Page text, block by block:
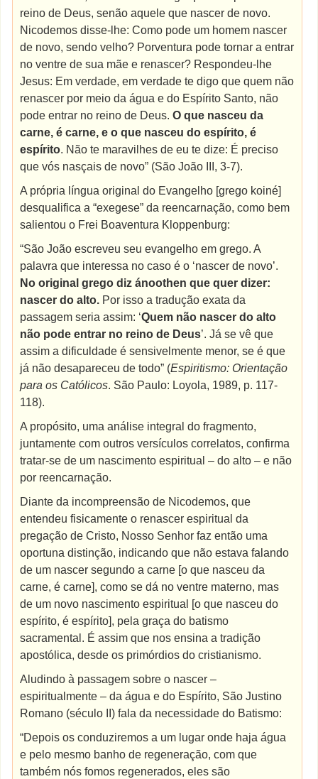
reino de Deus, senão aquele que nascer de novo.
Nicodemos disse-lhe: Como pode um homem nascer
de novo, sendo velho? Porventura pode tornar a entrar
no ventre de sua mãe e renascer? Respondeu-lhe
Jesus: Em verdade, em verdade te digo que quem não
renascer por meio da água e do Espírito Santo, não
pode entrar no reino de Deus.O que nasceu da
carne, é carne, e o que nasceu do espírito, é
espírito. Não te maravilhes de eu te dize: É preciso
que vós nasçais de novo” (São João III, 3-7).
A própria língua original do Evangelho [grego koiné]
desqualifica a “exegese” da reencarnação, como bem
salientou o Frei Boaventura Kloppenburg:
“São João escreveu seu evangelho em grego. A
palavra que interessa no caso é o ‘nascer de novo’.
No original grego diz ánoothen que quer dizer:
nascer do alto. Por isso a tradução exata da
passagem seria assim: ‘Quem não nascer do alto
não pode entrar no reino de Deus’. Já se vê que
assim a dificuldade é sensivelmente menor, se é que
já não desapareceu de todo” (Espiritismo: Orientação
para os Católicos. São Paulo: Loyola, 1989, p. 117-
118).
A propósito, uma análise integral do fragmento,
juntamente com outros versículos correlatos, confirma
tratar-se de um nascimento espiritual – do alto – e não
por reencarnação.
Diante da incompreensão de Nicodemos, que
entendeu fisicamente o renascer espiritual da
pregação de Cristo, Nosso Senhor faz então uma
oportuna distinção, indicando que não estava falando
de um nascer segundo a carne [o que nasceu da
carne, é carne], como se dá no ventre materno, mas
de um novo nascimento espiritual [o que nasceu do
espírito, é espírito], pela graça do batismo
sacramental. É assim que nos ensina a tradição
apostólica, desde os primórdios do cristianismo.
Aludindo à passagem sobre o nascer –
espiritualmente – da água e do Espírito, São Justino
Romano (século II) fala da necessidade do Batismo:
“Depois os conduziremos a um lugar onde haja água
e pelo mesmo banho de regeneração, com que
também nós fomos regenerados, eles são